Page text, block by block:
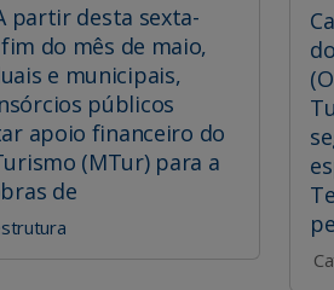
partir desta sexta-
do mês de maio,
e municipais,
públicos
apoio financeiro do
(MTur) para a
de